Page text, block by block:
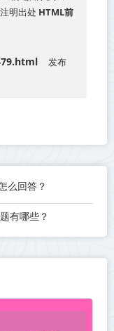
明出处 HTML前
发布
么回答？
有哪些？